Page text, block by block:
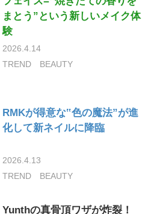
まとう”という新しいメイク体
験
2026.4.14
TREND
BEAUTY
RMKが得意な‟色の魔法”が進
化して新ネイルに降臨
2026.4.13
TREND
BEAUTY
Yunthの真骨頂ワザが炸裂！